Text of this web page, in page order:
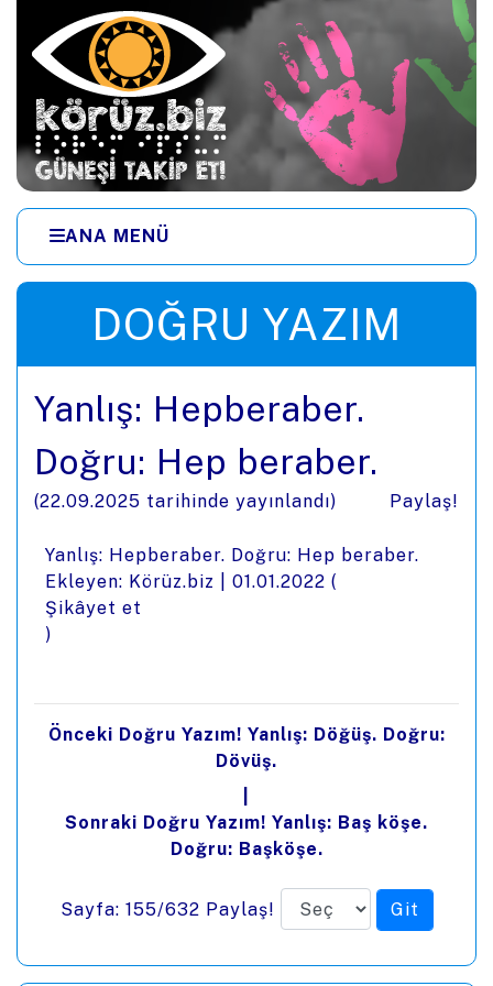
Ana içeriğe zıpla
ANA MENÜ
DOĞRU YAZIM
Yanlış: Hepberaber.
Doğru: Hep beraber.
(22.09.2025 tarihinde yayınlandı) Paylaş!
Yanlış: Hepberaber. Doğru: Hep beraber.
Ekleyen: Körüz.biz | 01.01.2022 (
Şikâyet et
)
Önceki Doğru Yazım! Yanlış: Döğüş. Doğru:
Dövüş.
Sonraki Doğru Yazım! Yanlış: Baş köşe.
Doğru: Başköşe.
Sayfa: 155/632 Paylaş!
Menüye zıpla